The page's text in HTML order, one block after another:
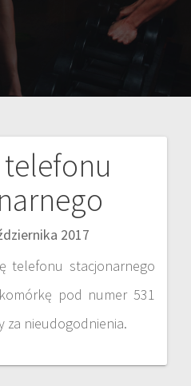
2017
telefonu stacjonarnego
pod numer 531
za nieudogodnienia.